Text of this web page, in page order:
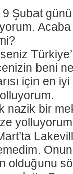
günü
beni
için en
bir
olduğunu